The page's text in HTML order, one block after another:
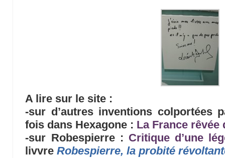
A lire sur le site :
-sur d’autres inventions colportées
fois dans Hexagone : La France rêvée
-sur Robespierre : Critique d’une
livvreRobespierre, la probité